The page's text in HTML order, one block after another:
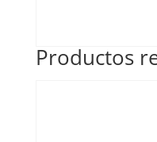
Productos